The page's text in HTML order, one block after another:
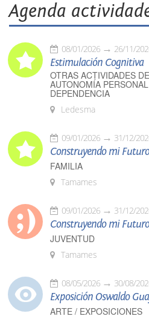
Agenda
08/01/2026 26/11/
Estimulación Cognitiva
OTRAS ACTIVIDADES
AUTONOMÍA
DEPENDENCIA
Ledesma
09/01/2026 31/12/
Construyendo mi Futuro
FAMILIA
Tamames
09/01/2026 31/12/
Construyendo mi Futuro
JUVENTUD
Tamames
08/05/2026 30/08/
Exposición Oswaldo
ARTE / EXPOSICIONES